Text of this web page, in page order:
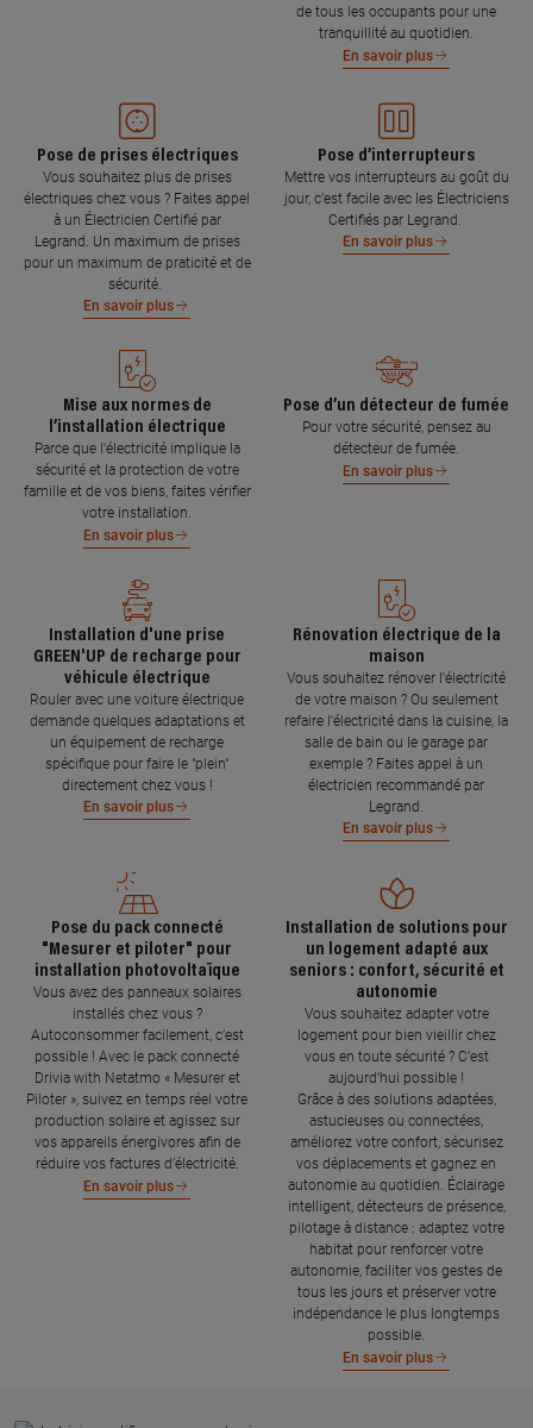
de tous les occupants pour une
tranquillité au quotidien.
En savoir plus
Pose de prises électriques
Vous souhaitez plus de prises
électriques chez vous ? Faites appel
à un Électricien Certifié par
Legrand. Un maximum de prises
pour un maximum de praticité et de
sécurité.
En savoir plus
Pose d’interrupteurs
Mettre vos interrupteurs au goût du
jour, c’est facile avec les Électriciens
Certifiés par Legrand.
En savoir plus
Mise aux normes de
l’installation électrique
Parce que l’électricité implique la
sécurité et la protection de votre
famille et de vos biens, faites vérifier
votre installation.
En savoir plus
Pose d’un détecteur de fumée
Pour votre sécurité, pensez au
détecteur de fumée.
En savoir plus
Installation d'une prise
GREEN'UP de recharge pour
véhicule électrique
Rouler avec une voiture électrique
demande quelques adaptations et
un équipement de recharge
spécifique pour faire le "plein"
directement chez vous !
En savoir plus
Rénovation électrique de la
maison
Vous souhaitez rénover l'électricité
de votre maison ? Ou seulement
refaire l'électricité dans la cuisine, la
salle de bain ou le garage par
exemple ? Faites appel à un
électricien recommandé par
Legrand.
En savoir plus
Pose du pack connecté
"Mesurer et piloter" pour
installation photovoltaïque
Vous avez des panneaux solaires
installés chez vous ?
Autoconsommer facilement, c’est
possible ! Avec le pack connecté
Drivia with Netatmo « Mesurer et
Piloter », suivez en temps réel votre
production solaire et agissez sur
vos appareils énergivores afin de
réduire vos factures d’électricité.
En savoir plus
Installation de solutions pour
un logement adapté aux
seniors : confort, sécurité et
autonomie
Vous souhaitez adapter votre
logement pour bien vieillir chez
vous en toute sécurité ? C’est
aujourd’hui possible !
Grâce à des solutions adaptées,
astucieuses ou connectées,
améliorez votre confort, sécurisez
vos déplacements et gagnez en
autonomie au quotidien. Éclairage
intelligent, détecteurs de présence,
pilotage à distance : adaptez votre
habitat pour renforcer votre
autonomie, faciliter vos gestes de
tous les jours et préserver votre
indépendance le plus longtemps
possible.
En savoir plus